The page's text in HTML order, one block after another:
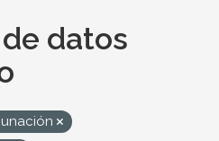
datos